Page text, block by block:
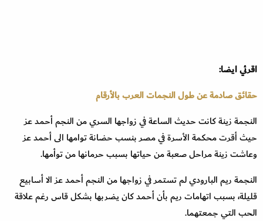
اقرئي ايضا:
حقائق صادمة عن طول النجمات العرب بالأرقام
النجمة زينة كانت حديث الساعة في زواجها السري من النجم أحمد عز
حيث أقرت محكمة الأسرة في مصر بنسب حضانة توامها الى أحمد عز
وعاشت زينة مراحل صعبة من حياتها بسبب حرمانها من توأمها.
النجمة ريم البارودي لم تستمر في زواجها من النجم أحمد عز الا أسابيع
قليلة، بسبب اتهامات ريم بأن أحمد كان يضربها بشكل قاس رغم علاقة
الحب التي جمعتهما.